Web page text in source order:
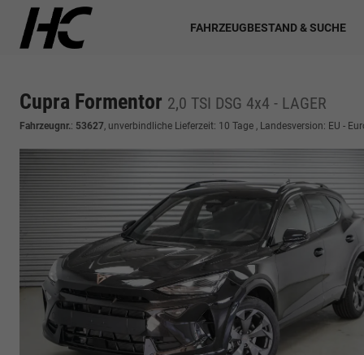
FAHRZEUGBESTAND & SUCHE
Cupra Formentor 2,0 TSI DSG 4x4 - LAGER
Fahrzeugnr.: 53627, unverbindliche Lieferzeit: 10 Tage , Landesversion: EU -